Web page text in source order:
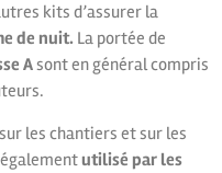
kits d’assurer la
de nuit. La portée de
Asont en général compris
les chantiers et sur les
utilisé par les